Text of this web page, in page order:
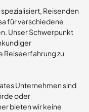
Reisenden
für verschiedene
Unser Schwerpunkt
Reiseerfahrung zu
Unternehmen sind
oder
bieten wir keine